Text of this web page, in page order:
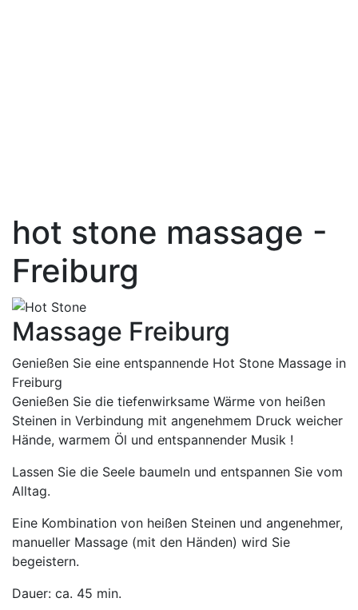
hot stone massage -
Freiburg
Massage Freiburg
Genießen Sie eine entspannende Hot Stone Massage in
Freiburg
Genießen Sie die tiefenwirksame Wärme von heißen
Steinen in Verbindung mit angenehmem Druck weicher
Hände, warmem Öl und entspannender Musik !
Lassen Sie die Seele baumeln und entspannen Sie vom
Alltag.
Eine Kombination von heißen Steinen und angenehmer,
manueller Massage (mit den Händen) wird Sie
begeistern.
Dauer: ca. 45 min.